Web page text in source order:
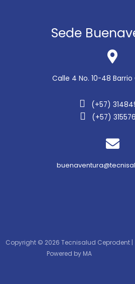
Sede
Calle 4 No. 10-48
(+57)
(+57)
Copyright © 2026 Tecnisalud Ceprodent |
Powered by MA